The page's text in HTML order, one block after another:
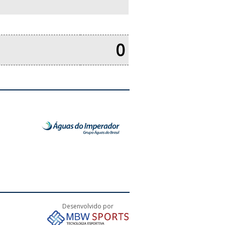
0
Desenvolvido por